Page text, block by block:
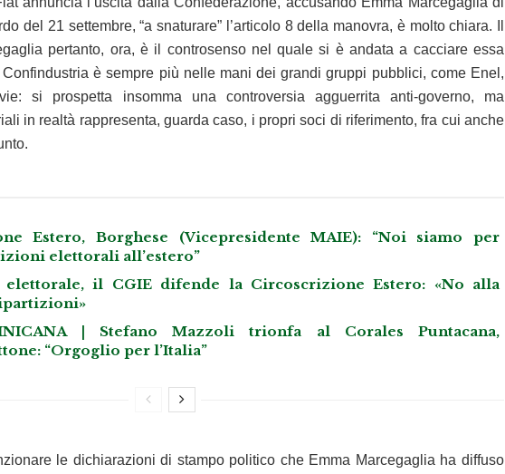
del 21 settembre, “a snaturare” l’articolo 8 della manovra, è molto chiara. Il
pertanto, ora, è il controsenso nel quale si è andata a cacciare essa
è sempre più nelle mani dei grandi gruppi pubblici, come Enel,
si prospetta insomma una controversia agguerrita anti-governo, ma
in realtà rappresenta, guarda caso, i propri soci di riferimento, fra cui anche
Estero, Borghese (Vicepresidente MAIE): “Noi siamo per
elettorali all’estero”
il CGIE difende la Circoscrizione Estero: «No alla
| Stefano Mazzoli trionfa al Corales Puntacana,
“Orgoglio per l’Italia”
le dichiarazioni di stampo politico che Emma Marcegaglia ha diffuso